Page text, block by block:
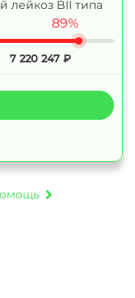
лейкоз BII типа
89%
7 220 247₽